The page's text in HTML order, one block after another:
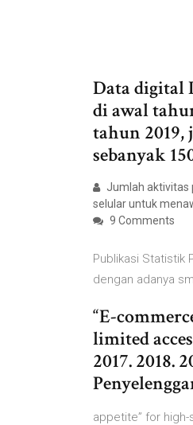
Data digital
di awal
tahun
sebanyak
Jumlah aktivitas
selular untuk
9 Comments
Publikasi Statistik
dengan adanya
“E-
limited
2017. 2018.
appetite” for